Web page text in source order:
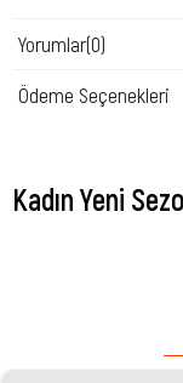
Yorumlar(0)
Ödeme Seçenekleri
Kadın Yeni